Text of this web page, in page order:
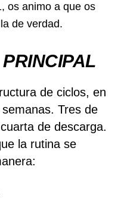
os animo a que os
de verdad.
de ciclos, en
Tres de
de descarga.
la rutina se